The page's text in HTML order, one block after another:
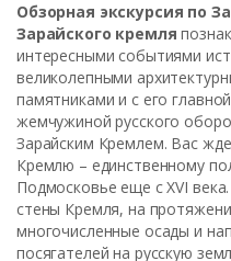
Обзорная экскурсия по
Зарайского кремля
интересными событиями
великолепными
памятниками и с его
жемчужиной русского
Зарайским Кремлем. Вас
Кремлю – единственному
Подмосковье еще с XVI
стены Кремля, на
многочисленные осады и
посягателей на русскую